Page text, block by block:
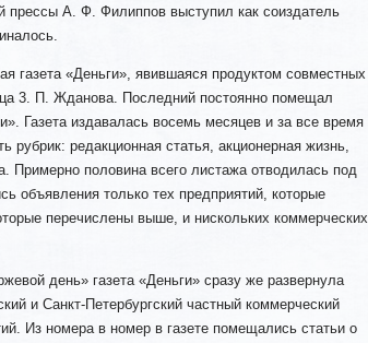
А. Ф. Филиппов выступил как соиздатель
газета «Деньги», явившаяся продуктом совместных
3. П. Жданова. Последний постоянно помещал
Газета издавалась восемь месяцев и за все время
рубрик: редакционная статья, акционерная жизнь,
Примерно половина всего листажа отводилась под
объявления только тех предприятий, которые
перечислены выше, и нискольких коммерческих
день» газета «Деньги» сразу же развернула
и Санкт-Петербургский частный коммерческий
Из номера в номер в газете помещались статьи о